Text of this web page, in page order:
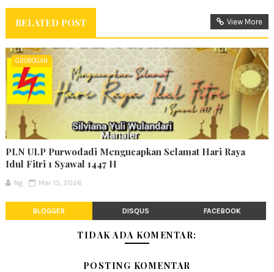
RELATED POST View More
GROBOGAN
PLN ULP Purwodadi Mengucapkan Selamat Hari Raya
Idul Fitri 1 Syawal 1447 H
Ng Mar 15, 2026
BLOGGER DISQUS FACEBOOK
TIDAK ADA KOMENTAR:
POSTING KOMENTAR